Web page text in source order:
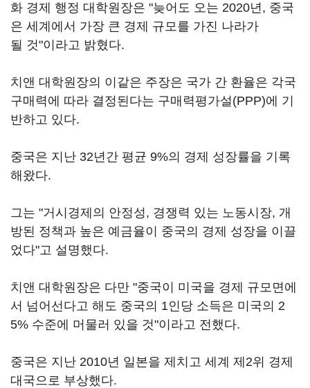
화 경제 행정 대학원장은 "늦어도 오는 2020년, 중국
은 세계에서 가장 큰 경제 규모를 가진 나라가
될 것"이라고 밝혔다.
치앤 대학원장의 이같은 주장은 국가 간 환율은 각국
구매력에 따라 결정된다는 구매력평가설(PPP)에 기
반하고 있다.
중국은 지난 32년간 평균 9%의 경제 성장률을 기록
해왔다.
그는 "거시경제의 안정성, 경쟁력 있는 노동시장, 개
방된 정책과 높은 예금율이 중국의 경제 성장을 이끌
었다"고 설명했다.
치앤 대학원장은 다만 "중국이 미국을 경제 규모면에
서 넘어선다고 해도 중국의 1인당 소득은 미국의 2
5% 수준에 머물러 있을 것"이라고 전했다.
중국은 지난 2010년 일본을 제치고 세계 제2위 경제
대국으로 부상했다.